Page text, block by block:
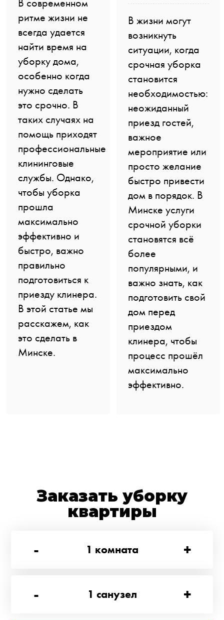
ритме жизни не
всегда удается
найти время на
уборку дома,
особенно когда
нужно сделать
это срочно. В
таких случаях на
помощь приходят
профессиональные
клининговые
службы. Однако,
чтобы уборка
прошла
максимально
эффективно и
быстро, важно
правильно
подготовиться к
приезду клинера.
В этой статье мы
расскажем, как
это сделать в
Минске.
В жизни могут
возникнуть
ситуации, когда
срочная уборка
становится
необходимостью:
неожиданный
приезд гостей,
важное
мероприятие или
просто желание
быстро привести
дом в порядок. В
Минске услуги
срочной уборки
становятся всё
более
популярными, и
важно знать, как
подготовить свой
дом перед
приездом
клинера, чтобы
процесс прошёл
максимально
эффективно.
Заказать уборку
квартиры
-
1 комната +
- 1 санузел +